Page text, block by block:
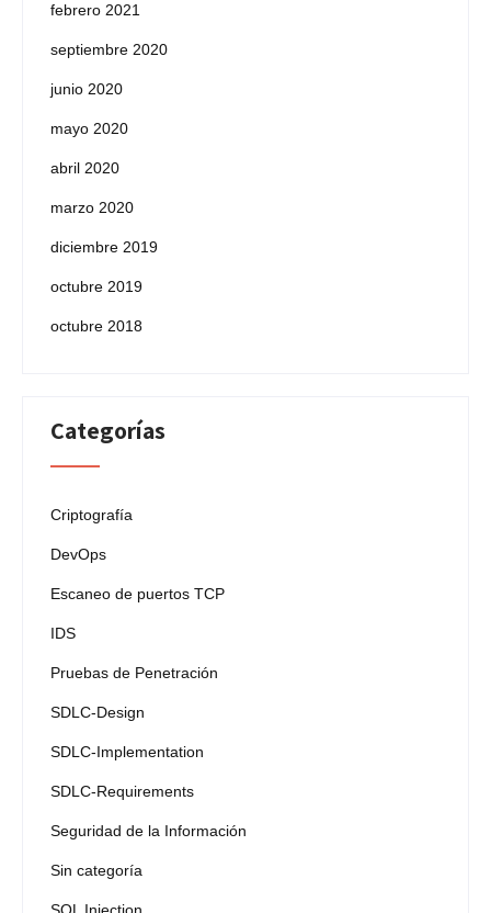
febrero 2021
septiembre 2020
junio 2020
mayo 2020
abril 2020
marzo 2020
diciembre 2019
octubre 2019
octubre 2018
Categorías
Criptografía
DevOps
Escaneo de puertos TCP
IDS
Pruebas de Penetración
SDLC-Design
SDLC-Implementation
SDLC-Requirements
Seguridad de la Información
Sin categoría